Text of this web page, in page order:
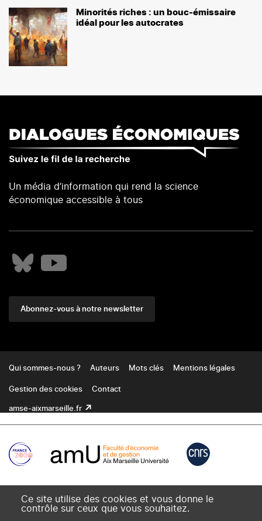
Minorités riches : un bouc-émissaire
idéal pour les autocrates
Un média d’information qui rend la science
économique accessible à tous
Abonnez-vous à notre newsletter
Qui sommes-nous ? Auteurs Mots clés Mentions légales
Gestion des cookies Contact
amse-aixmarseille.fr
Ce site utilise des cookies et vous donne le
contrôle sur ceux que vous souhaitez.